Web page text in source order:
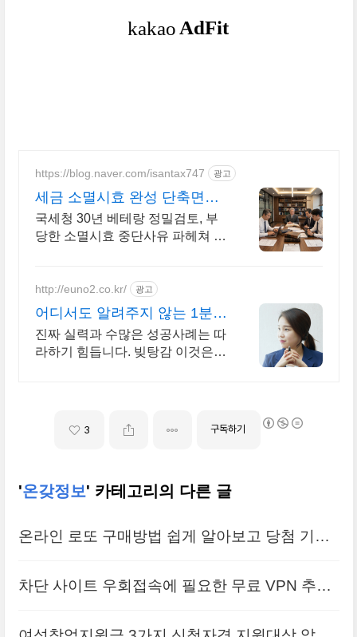
https://blog.naver.com/isantax747 광고
세금 소멸시효 완성 단축면책
조세 불복 전문 세무법인
국세청 30년 베테랑 정밀검토, 부
당한 소멸시효 중단사유 파헤쳐 체
http://euno2.co.kr/ 광고
어디서도 알려주지 않는 1분
AI 자가진단
진짜 실력과 수많은 성공사례는 따
라하기 힘듭니다. 빚탕감 이것은
3 구독하기
'온갖정보' 카테고리의 다른 글
온라인 로또 구매방법 쉽게 알아보고 당첨 기회
차단 사이트 우회접속에 필요한 무료 VPN 추천